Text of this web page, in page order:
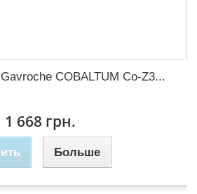
COBALTUМ Co-Z3...
1 668 грн.
Больше